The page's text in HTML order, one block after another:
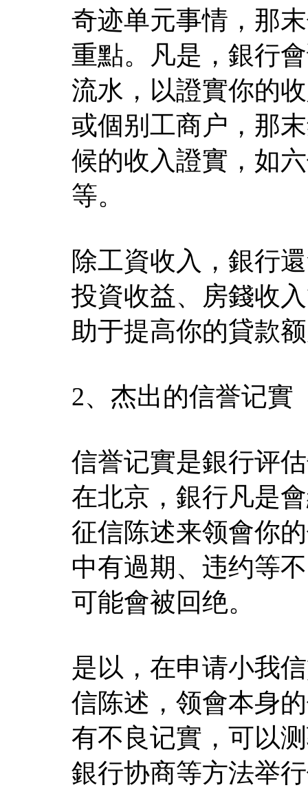
奇迹单元事情，那
重點。凡是，銀行
流水，以證實你的
或個别工商户，那
候的收入證實，如
等。
除工資收入，銀行
投資收益、房錢收
助于提高你的貸款
2、杰出的信誉记實
信誉记實是銀行评
在北京，銀行凡是
征信陈述来领會你
中有過期、违约等
可能會被回绝。
是以，在申请小我
信陈述，领會本身
有不良记實，可以
銀行协商等方法举